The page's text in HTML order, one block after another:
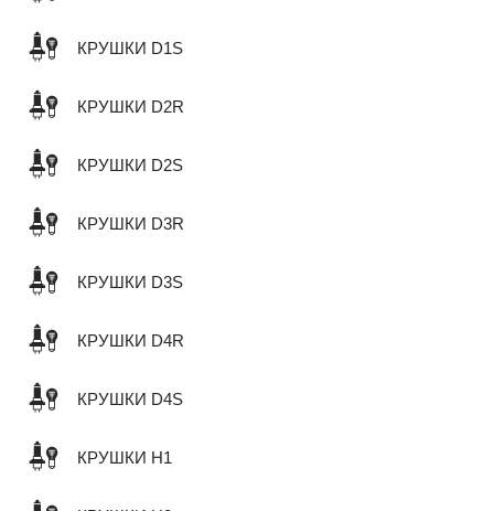
КРУШКИ D1S
КРУШКИ D2R
КРУШКИ D2S
КРУШКИ D3R
КРУШКИ D3S
КРУШКИ D4R
КРУШКИ D4S
КРУШКИ H1